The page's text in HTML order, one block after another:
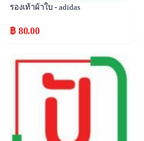
รองเท้าผ้าใบ - adidas
฿ 80.00
Popular